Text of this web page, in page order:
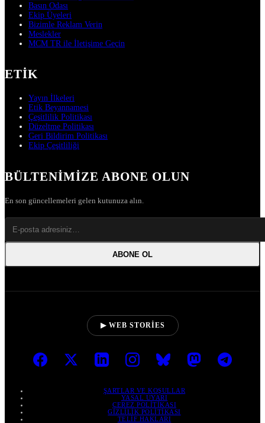
Basın Odası
Ekip Üyeleri
Bizimle Reklam Verin
Meslekler
MCM TR ile İletişime Geçin
ETIK
Yayın İlkeleri
Etik Beyannamesi
Çeşitlilik Politikası
Düzeltme Politikası
Geri Bildirim Politikası
Ekip Çeşitliliği
BÜLTENIMIZE ABONE OLUN
En son güncellemeleri gelen kutunuza alın.
ABONE OL
▶ WEB STORIES
ŞARTLAR VE KOŞULLAR
YASAL UYARI
ÇEREZ POLITIKASI
GIZLILIK POLITIKASI
TELIF HAKLARI